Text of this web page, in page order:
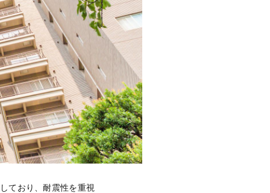
ており、耐震性を重視